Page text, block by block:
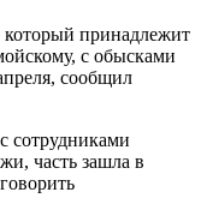
принадлежит
с обысками
сообщил
сотрудниками
часть зашла в